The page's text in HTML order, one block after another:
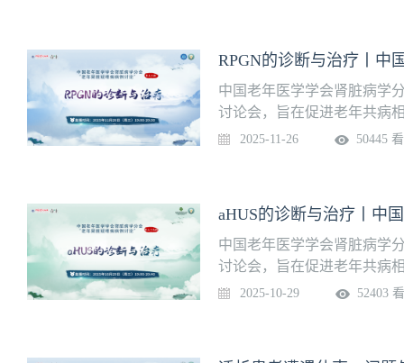
RPGN的诊断与治疗丨中
中国老年医学学会肾脏病学
讨论会，旨在促进老年共病
期病例讨论将于2025年11月
2025-11-26 50445
aHUS的诊断与治疗丨中
中国老年医学学会肾脏病学
讨论会，旨在促进老年共病
期病例讨论将于2025年10月
2025-10-29 52403